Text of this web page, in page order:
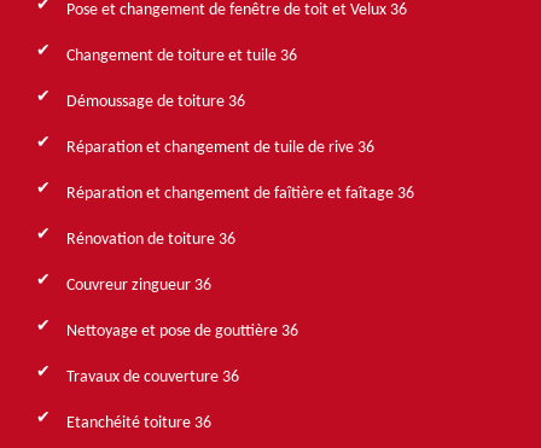
Pose et changement de fenêtre de toit et Velux 36
Changement de toiture et tuile 36
Démoussage de toiture 36
Réparation et changement de tuile de rive 36
Réparation et changement de faîtière et faîtage 36
Rénovation de toiture 36
Couvreur zingueur 36
Nettoyage et pose de gouttière 36
Travaux de couverture 36
Etanchéité toiture 36